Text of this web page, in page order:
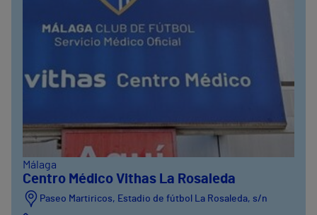
Málaga
Centro Médico Vithas La Rosaleda
Paseo Martiricos, Estadio de fútbol La Rosaleda, s/n